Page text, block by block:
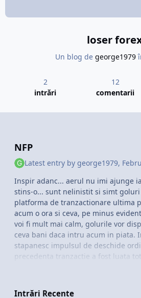
urmatoarea tinta.
loser
Un blog de george1979
2
intrări
12
comentarii
NFP
Latest entry by george1979,
Inspir adanc... aerul nu imi ajunge
stins-o... sunt nelinistit si simt
platforma de tranzactionare ultima
acum o ora si ceva, pe minus
voi fi mult mai calm, golurile vor
ceva bani daca intru acum in piata.
stapanesc impulsul de deschide
precedenta tranzactie a fost luata
Intrări Recente